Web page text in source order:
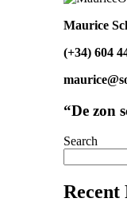
Maurice
(+34) 604
“De zon
Search
Recent